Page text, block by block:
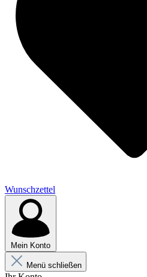
Wunschzettel
Mein Konto
Menü schließen